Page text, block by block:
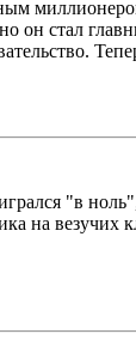
стал
"в
на везучих